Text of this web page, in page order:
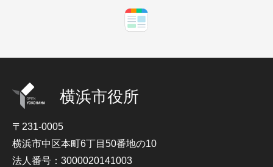
横浜市役所
〒231-0005
横浜市中区本町6丁目50番地の10
法人番号：3000020141003